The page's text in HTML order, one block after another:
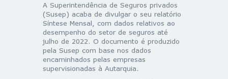
ST SUMMIT
MULHERES
GESTORAS
HOMEST
HOME
A Superintendência de Seguros privados
(Susep) acaba de divulgar o seu relatório
Síntese Mensal, com dados relativos ao
desempenho do setor de seguros até
julho de 2022. O documento é produzido
pela Susep com base nos dados
encaminhados pelas empresas
supervisionadas à Autarquia.